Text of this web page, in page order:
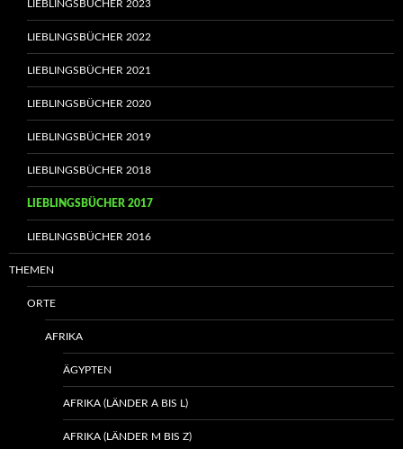
LIEBLINGSBÜCHER 2023
LIEBLINGSBÜCHER 2022
LIEBLINGSBÜCHER 2021
LIEBLINGSBÜCHER 2020
LIEBLINGSBÜCHER 2019
LIEBLINGSBÜCHER 2018
LIEBLINGSBÜCHER 2017
LIEBLINGSBÜCHER 2016
THEMEN
ORTE
AFRIKA
ÄGYPTEN
AFRIKA (LÄNDER A BIS L)
AFRIKA (LÄNDER M BIS Z)